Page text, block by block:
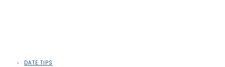
DATE TIPS